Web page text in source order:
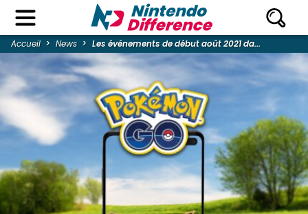
Accueil News Les événements de début août 2021 da...